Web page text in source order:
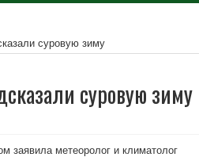
суровую зиму
суровую зиму
заявила метеоролог и климатолог